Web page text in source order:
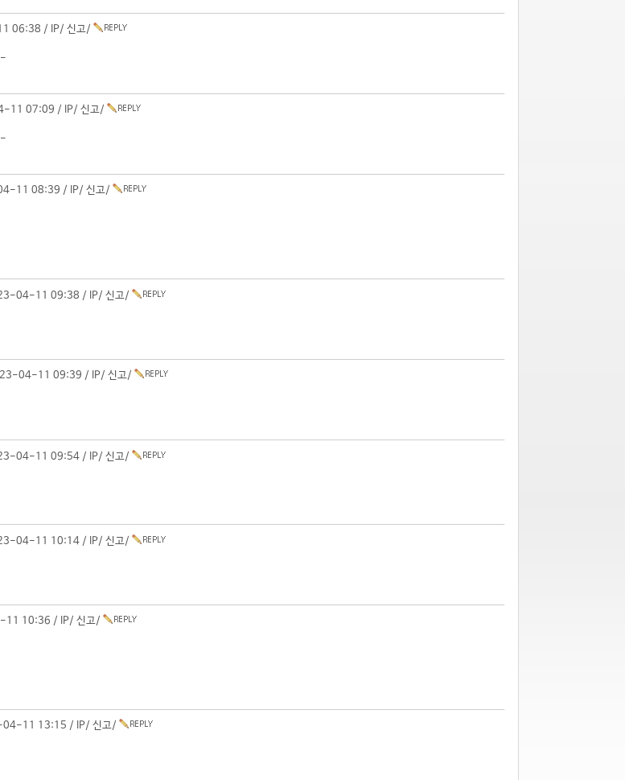
06:38 / IP/ 신고/
-
11 07:09 / IP/ 신고/
-
11 08:39 / IP/ 신고/
04-11 09:38 / IP/ 신고/
04-11 09:39 / IP/ 신고/
04-11 09:54 / IP/ 신고/
04-11 10:14 / IP/ 신고/
10:36 / IP/ 신고/
11 13:15 / IP/ 신고/